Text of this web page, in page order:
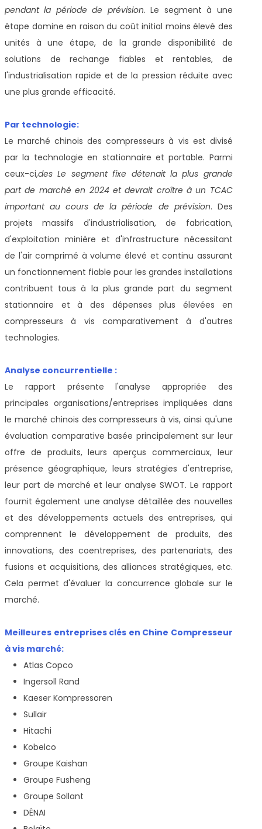
pendant la période de prévision. Le segment à une
étape domine en raison du coût initial moins élevé des
unités à une étape, de la grande disponibilité de
solutions de rechange fiables et rentables, de
l'industrialisation rapide et de la pression réduite avec
une plus grande efficacité.
Par technologie:
Le marché chinois des compresseurs à vis est divisé
par la technologie en stationnaire et portable. Parmi
ceux-ci,des Le segment fixe détenait la plus grande
part de marché en 2024 et devrait croître à un TCAC
important au cours de la période de prévision. Des
projets massifs d'industrialisation, de fabrication,
d'exploitation minière et d'infrastructure nécessitant
de l'air comprimé à volume élevé et continu assurant
un fonctionnement fiable pour les grandes installations
contribuent tous à la plus grande part du segment
stationnaire et à des dépenses plus élevées en
compresseurs à vis comparativement à d'autres
technologies.
Analyse concurrentielle :
Le rapport présente l'analyse appropriée des
principales organisations/entreprises impliquées dans
le marché chinois des compresseurs à vis, ainsi qu'une
évaluation comparative basée principalement sur leur
offre de produits, leurs aperçus commerciaux, leur
présence géographique, leurs stratégies d'entreprise,
leur part de marché et leur analyse SWOT. Le rapport
fournit également une analyse détaillée des nouvelles
et des développements actuels des entreprises, qui
comprennent le développement de produits, des
innovations, des coentreprises, des partenariats, des
fusions et acquisitions, des alliances stratégiques, etc.
Cela permet d'évaluer la concurrence globale sur le
marché.
Meilleures entreprises clés en Chine Compresseur
à vis marché:
Atlas Copco
Ingersoll Rand
Kaeser Kompressoren
Sullair
Hitachi
Kobelco
Groupe Kaishan
Groupe Fusheng
Groupe Sollant
DÉNAI